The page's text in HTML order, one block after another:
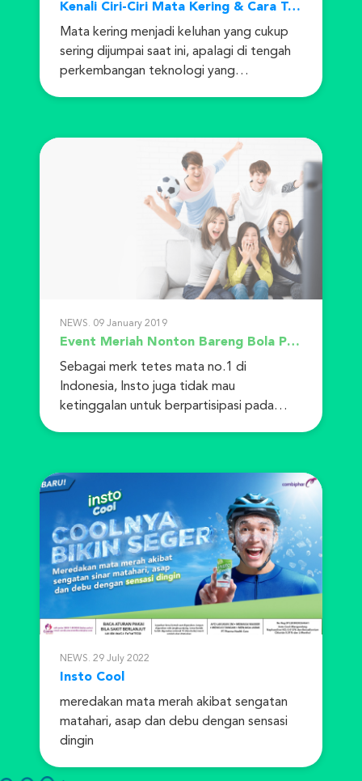
Kenali Ciri-Ciri Mata Kering & Cara Tepat Mengatasinya!
Mata kering menjadi keluhan yang cukup
sering dijumpai saat ini, apalagi di tengah
perkembangan teknologi yang
NEWS. 09 January 2019
Event Meriah Nonton Bareng Bola Piala Dunia Seru
Sebagai merk tetes mata no.1 di
Indonesia, Insto juga tidak mau
ketinggalan untuk berpartisipasi pada
NEWS. 29 July 2022
Insto Cool
meredakan mata merah akibat sengatan
matahari, asap dan debu dengan sensasi
dingin